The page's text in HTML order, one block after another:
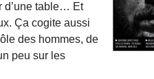
d’une table… Et
Ça cogite aussi
des hommes, de
peu sur les